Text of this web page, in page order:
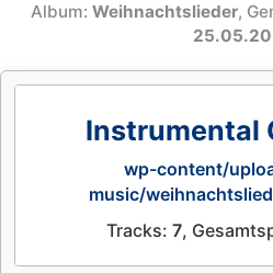
Album: Weihnachtslieder,
Instrumental
wp-content/
music/
Tracks: 7,